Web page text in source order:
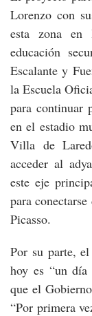
Lorenzo con
esta zona en
educación
Escalante y
la Escuela
para continuar
en el estadio
Villa de
acceder al
este eje
para
Picasso.
Por su parte,
hoy es “un día
que el
“Por primera